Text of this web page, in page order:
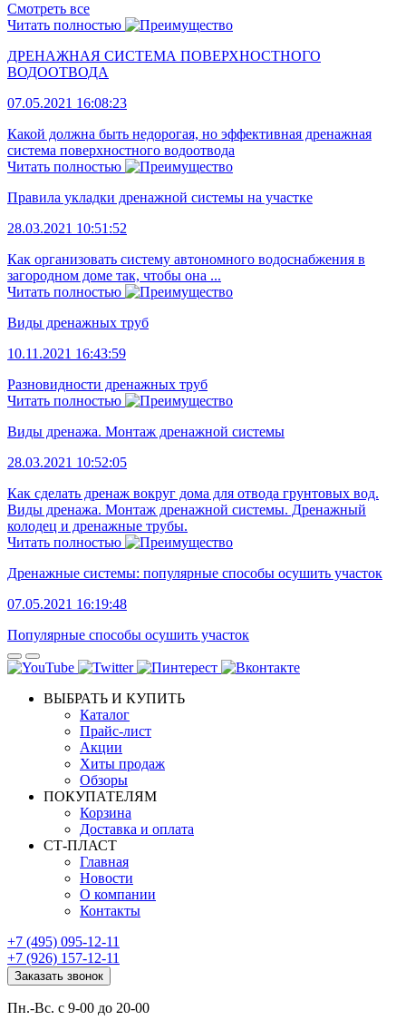
Смотреть все
Читать полностью
ДРЕНАЖНАЯ СИСТЕМА ПОВЕРХНОСТНОГО
ВОДООТВОДА
07.05.2021 16:08:23
Какой должна быть недорогая, но эффективная дренажная
система поверхностного водоотвода
Читать полностью
Правила укладки дренажной системы на участке
28.03.2021 10:51:52
Как организовать систему автономного водоснабжения в
загородном доме так, чтобы она ...
Читать полностью
Виды дренажных труб
10.11.2021 16:43:59
Разновидности дренажных труб
Читать полностью
Виды дренажа. Монтаж дренажной системы
28.03.2021 10:52:05
Как сделать дренаж вокруг дома для отвода грунтовых вод.
Виды дренажа. Монтаж дренажной системы. Дренажный
колодец и дренажные трубы.
Читать полностью
Дренажные системы: популярные способы осушить участок
07.05.2021 16:19:48
Популярные способы осушить участок
ВЫБРАТЬ И КУПИТЬ
Каталог
Прайс-лист
Акции
Хиты продаж
Обзоры
ПОКУПАТЕЛЯМ
Корзина
Доставка и оплата
СТ-ПЛАСТ
Главная
Новости
О компании
Контакты
+7 (495) 095-12-11
+7 (926) 157-12-11
Заказать звонок
Пн.-Вс. с 9-00 до 20-00